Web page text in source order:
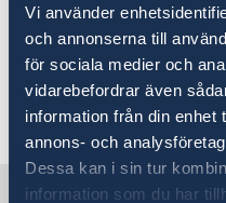
Vi använder
och annonserna till
för sociala medier och
vidarebefordrar även
information från din enhet
annons- och
Dessa kan i sin tur
information som du har
Regular working
16th, 2025.
Last updated 13 May